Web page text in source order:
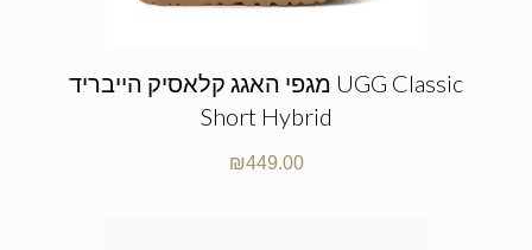
מגפי האגג קלאסיק הייבריד UGG Classic
Short Hybrid
₪449.00